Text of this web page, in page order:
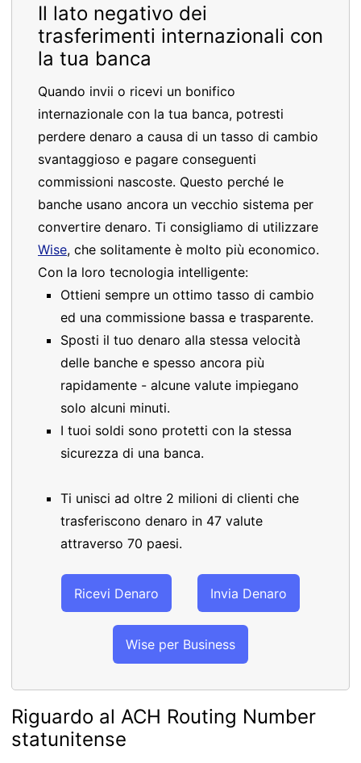
Il lato negativo dei
trasferimenti internazionali con
la tua banca
Quando invii o ricevi un bonifico
internazionale con la tua banca, potresti
perdere denaro a causa di un tasso di cambio
svantaggioso e pagare conseguenti
commissioni nascoste. Questo perché le
banche usano ancora un vecchio sistema per
convertire denaro. Ti consigliamo di utilizzare
Wise, che solitamente è molto più economico.
Con la loro tecnologia intelligente:
Ottieni sempre un ottimo tasso di cambio
ed una commissione bassa e trasparente.
Sposti il tuo denaro alla stessa velocità
delle banche e spesso ancora più
rapidamente - alcune valute impiegano
solo alcuni minuti.
I tuoi soldi sono protetti con la stessa
sicurezza di una banca.
Ti unisci ad oltre 2 milioni di clienti che
trasferiscono denaro in 47 valute
attraverso 70 paesi.
Ricevi Denaro Invia Denaro
Wise per Business
Riguardo al ACH Routing Number
statunitense